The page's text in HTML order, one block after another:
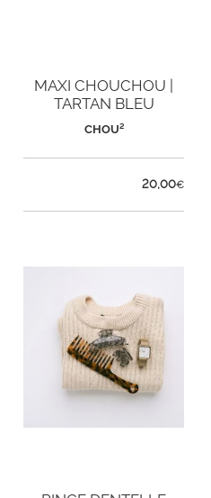
MAXI CHOUCHOU |
TARTAN BLEU
CHOU²
20,00€